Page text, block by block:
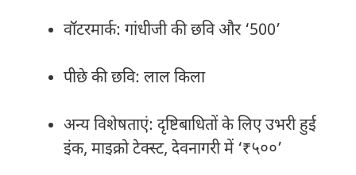
वॉटरमार्क: गांधीजी की छवि और ‘500’
पीछे की छवि: लाल किला
अन्य विशेषताएं: दृष्टिबाधितों के लिए उभरी हुई
इंक, माइक्रो टेक्स्ट, देवनागरी में ‘₹५००’